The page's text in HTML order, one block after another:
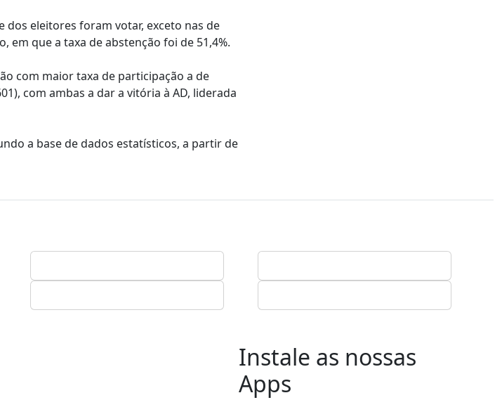
dos eleitores foram votar, exceto nas de
que a taxa de abstenção foi de 51,4%.
com maior taxa de participação a de
com ambas a dar a vitória à AD, liderada
a base de dados estatísticos, a partir de
Instale as nossas
Apps